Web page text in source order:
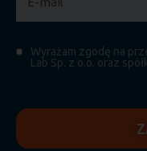
Wyrażam zgodę na
Lab Sp. z o.o. oraz